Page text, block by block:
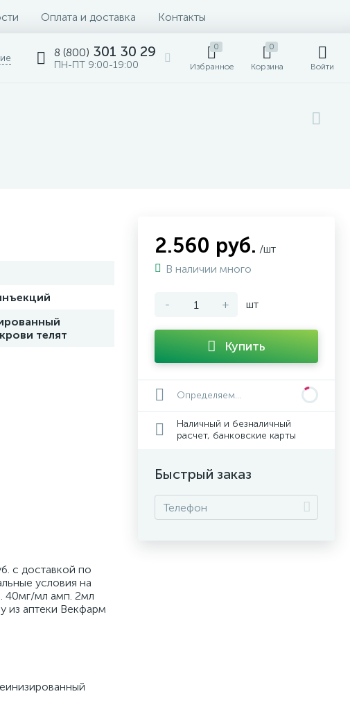
Оплата и доставка Контакты
8 (800) 301 30 29
ПН-ПТ 9:00-19:00
0
Избранное
0
Корзина Войти
телят
с доставкой по
условия на
40мг/мл амп. 2мл
из аптеки Векфарм
2.560 руб. /шт
В наличии много
- + шт
Купить
Определяем...
Наличный и безналичный
расчет, банковские карты
Быстрый заказ